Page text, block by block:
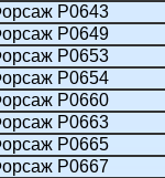
P0643
P0649
P0653
P0654
P0660
P0663
P0665
P0667